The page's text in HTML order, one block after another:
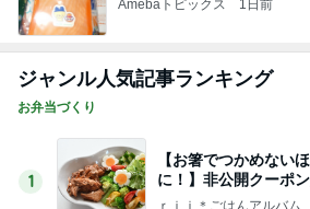
Amebaトピックス 1日前
ジャンル人気記事ランキング
お弁当づくり
1
【お箸でつかめない
に！】非公開クーポ
ｒｉｉ＊ごはんアルバム